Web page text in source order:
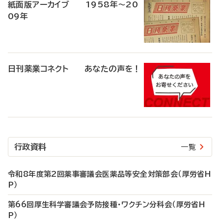
紙面版アーカイブ 1958年～20
09年
日刊薬業コネクト あなたの声を！
行政資料 一覧
令和8年度第2回薬事審議会医薬品等安全対策部会（厚労省H
P）
第66回厚生科学審議会予防接種・ワクチン分科会（厚労省H
P）